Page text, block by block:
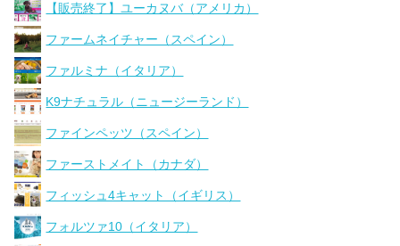
【販売終了】ユーカヌバ（アメリカ）
ファームネイチャー（スペイン）
ファルミナ（イタリア）
K9ナチュラル（ニュージーランド）
ファインペッツ（スペイン）
ファーストメイト（カナダ）
フィッシュ4キャット（イギリス）
フォルツァ10（イタリア）